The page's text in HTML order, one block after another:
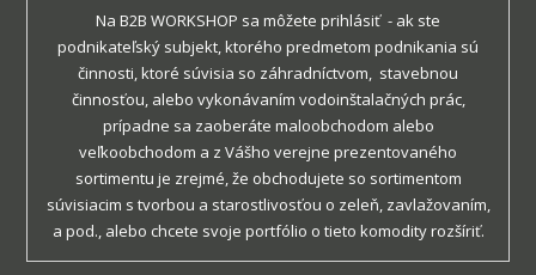
Na B2B WORKSHOP sa môžete prihlásiť - ak ste
podnikateľský subjekt, ktorého predmetom podnikania sú
činnosti, ktoré súvisia so záhradníctvom, stavebnou
činnosťou, alebo vykonávaním vodoinštalačných prác,
prípadne sa zaoberáte maloobchodom alebo
veľkoobchodom a z Vášho verejne prezentovaného
sortimentu je zrejmé, že obchodujete so sortimentom
súvisiacim s tvorbou a starostlivosťou o zeleň, zavlažovaním,
a pod., alebo chcete svoje portfólio o tieto komodity rozšíriť.